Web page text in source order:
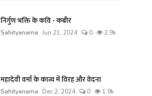
निर्गुण भक्ति के कवि - कबीर
Sahityanama Jun 21, 2024 0 2.9k
महादेवी वर्मा के काव्य में विरह और वेदना
Sahityanama Dec 2, 2024 0 1.9k